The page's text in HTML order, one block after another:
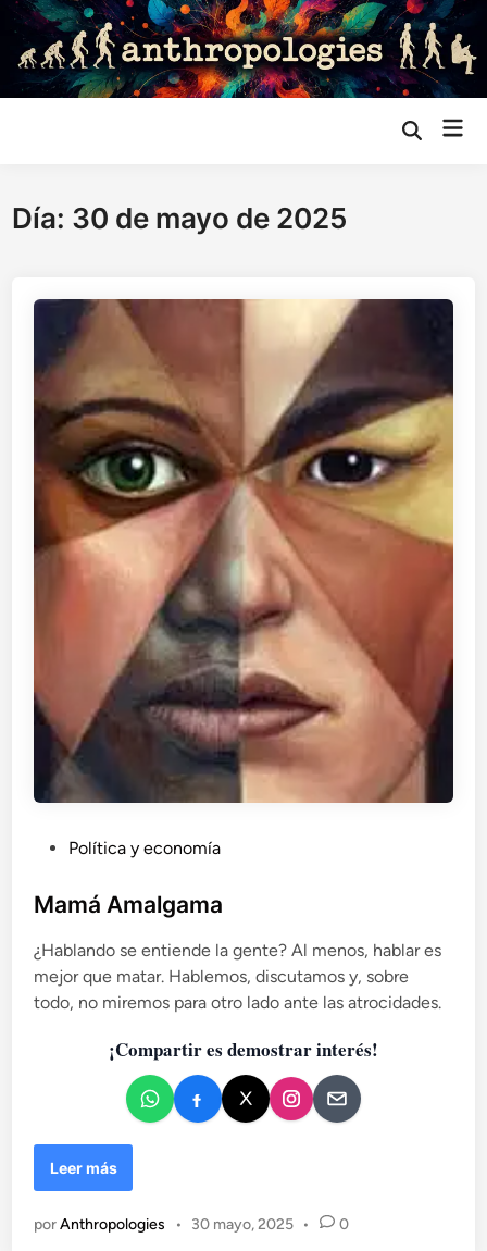
Saltar
contenido
Abrir
Día: 30 de mayo de 2025
b
i
c
a
Política y economía
Mamá Amalgama
¿Hablando se entiende la gente? Al menos, hablar es
mejor que matar. Hablemos, discutamos y, sobre
todo, no miremos para otro lado ante las atrocidades.
¡Compartir es demostrar interés!
M
a
á
Leer más
porAnthropologies • 30 mayo, 2025 • 0